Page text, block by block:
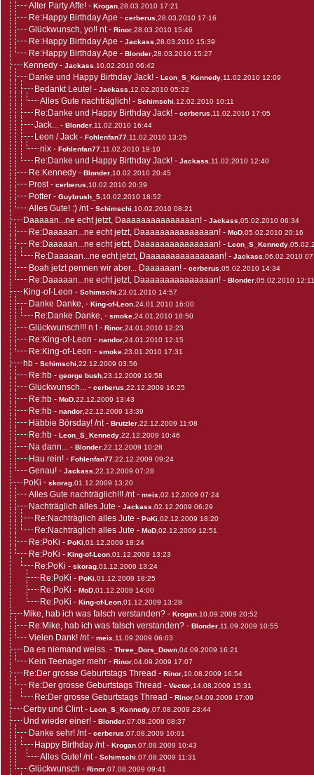
Alter Party Affe! - Krogan ,28.03.2010 17:21
Re:Happy Birthday Ape - cerberus ,28.03.2010 17:16
Glückwunsch, yo!! nt- Rinor ,28.03.2010 15:46
Re:Happy Birthday Ape - Jackass ,28.03.2010 15:39
Re:Happy Birthday Ape - Blonder ,28.03.2010 15:27
Kennedy - Jackass ,10.02.2010 06:42
Danke und Happy Birthday Jack! - Leon_S_Kennedy ,11.02.2010 12:09
Bedankt Leute! - Jackass ,12.02.2010 05:22
Alles Gute nachträglich! - Schimschi ,12.02.2010 10:11
Re:Danke und Happy Birthday Jack! - cerberus ,11.02.2010 17:05
Jack... - Blonder ,11.02.2010 16:44
Leon / Jack - Fohlenfan77 ,11.02.2010 13:25
nix - Fohlenfan77 ,11.02.2010 19:10
Re:Danke und Happy Birthday Jack! - Jackass ,11.02.2010 12:40
Re:Kennedy - Blonder ,10.02.2010 20:45
Prost- cerberus ,10.02.2010 20:39
Potter - Guybrush_5 ,10.02.2010 18:52
Alles Gute! :) /nt- Schimschi ,10.02.2010 08:21
Daaaaan...ne echt jetzt, Daaaaaaaaaaaaaaan! - Jackass ,05.02.2010 06:34
Re:Daaaaan...ne echt jetzt, Daaaaaaaaaaaaaaan! - MoD ,05.02.2010 20:16
Re:Daaaaan...ne echt jetzt, Daaaaaaaaaaaaaaan! - Leon_S_Kennedy
Re:Daaaaan...ne echt jetzt, Daaaaaaaaaaaaaaan! - Jackass ,06.02.2010
Boah jetzt pennen wir aber... Daaaaaan! - cerberus ,05.02.2010 14:34
Re:Daaaaan...ne echt jetzt, Daaaaaaaaaaaaaaan! - Blonder ,05.02.2010 12:11
King-of-Leon - Schimschi ,23.01.2010 14:57
Danke Danke, - King-of-Leon ,24.01.2010 16:00
Re:Danke Danke, - smoke ,24.01.2010 18:50
Glückwunsch!!! n t- Rinor ,24.01.2010 12:23
Re:King-of-Leon - nandor ,24.01.2010 12:15
Re:King-of-Leon - smoke ,23.01.2010 17:31
hb - Schimschi ,22.12.2009 03:56
Re:hb - george bush ,23.12.2009 19:58
Glückwunsch... - cerberus ,22.12.2009 16:25
Re:hb - MoD ,22.12.2009 13:43
Re:hb - nandor ,22.12.2009 13:39
Häbbie Börsday! /nt- Brutzler ,22.12.2009 11:08
Re:hb - Leon_S_Kennedy ,22.12.2009 10:46
Na dann... - Blonder ,22.12.2009 10:28
Hau rein! - Fohlenfan77 ,22.12.2009 09:24
Genau! - Jackass ,22.12.2009 07:28
PoKi - skorag ,01.12.2009 13:20
Alles Gute nachträglich!!! /nt- meix ,02.12.2009 07:24
Nachträglich alles Jute - Jackass ,02.12.2009 06:29
Re:Nachträglich alles Jute - PoKi ,02.12.2009 18:20
Re:Nachträglich alles Jute - MoD ,02.12.2009 12:51
Re:PoKi - PoKi ,01.12.2009 18:24
Re:PoKi - King-of-Leon ,01.12.2009 13:23
Re:PoKi - skorag ,01.12.2009 13:24
Re:PoKi - PoKi ,01.12.2009 18:25
Re:PoKi - MoD ,01.12.2009 14:00
Re:PoKi - King-of-Leon ,01.12.2009 13:28
Mike, hab ich was falsch verstanden? - Krogan ,10.09.2009 20:52
Re:Mike, hab ich was falsch verstanden? - Blonder ,11.09.2009 10:55
Vielen Dank! /nt- meix ,11.09.2009 06:03
Da es niemand weiss. - Three_Dors_Down ,04.09.2009 16:21
Kein Teenager mehr - Rinor ,04.09.2009 17:07
Re:Der grosse Geburtstags Thread - Rinor ,10.08.2009 16:54
Re:Der grosse Geburtstags Thread - Vector ,14.08.2009 15:31
Re:Der grosse Geburtstags Thread - Rinor ,04.09.2009 17:09
Cerby und Clint- Leon_S_Kennedy ,07.08.2009 23:44
Und wieder einer! - Blonder ,07.08.2009 08:37
Danke sehr! /nt- cerberus ,07.08.2009 10:01
Happy Birthday /nt- Krogan ,07.08.2009 10:43
Alles Gute! /nt- Schimschi ,07.08.2009 11:31
Glückwunsch - Rinor ,07.08.2009 09:41